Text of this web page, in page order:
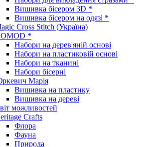
Вишивка бісером 3D *
Вишивка бісером на одязі *
Cross Stitch (Україна)
*
Набори на дерев'яній основі
Набори на пластиковій основі
Набори на тканині
Набори бісерні
Марія
Вишивка на пластику
Вишивка на дереві
можливостей
Crafts
Флора
Фауна
Природа